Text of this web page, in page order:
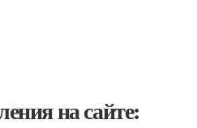
на сайте: